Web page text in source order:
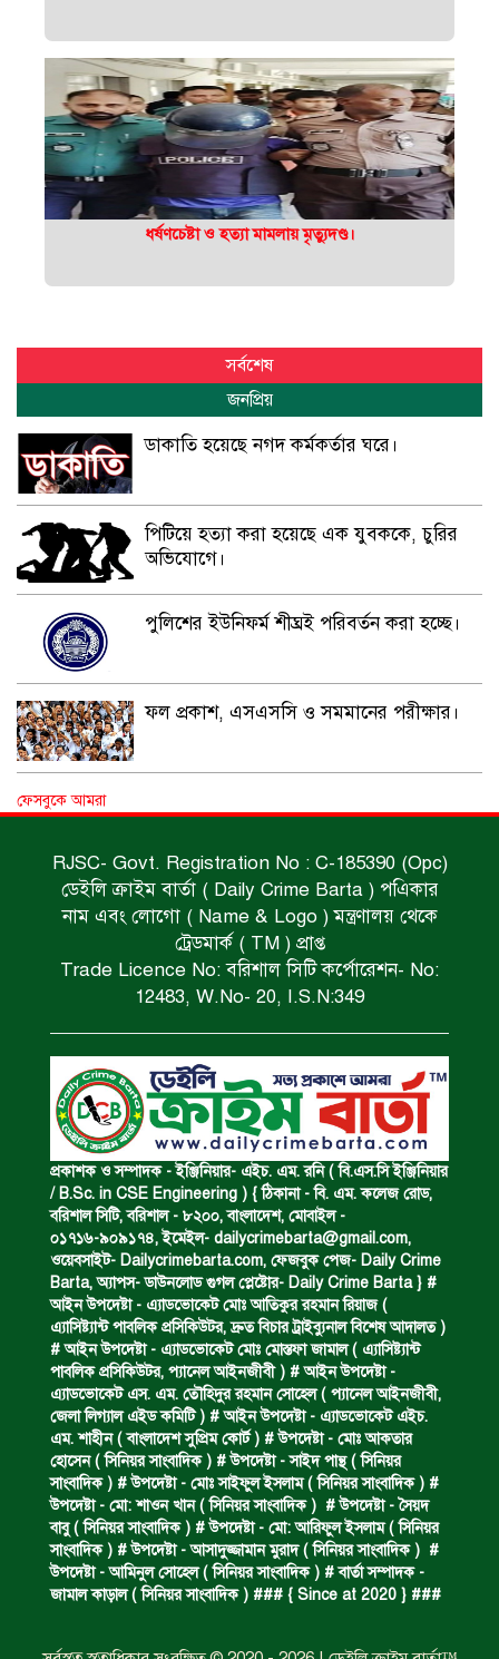
ধর্ষণচেষ্টা ও হত্যা মামলায় মৃত্যুদণ্ড।
সর্বশেষ
জনপ্রিয়
ডাকাতি হয়েছে নগদ কর্মকর্তার ঘরে।
পিটিয়ে হত্যা করা হয়েছে এক যুবককে, চুরির
অভিযোগে।
পুলিশের ইউনিফর্ম শীঘ্রই পরিবর্তন করা হচ্ছে।
ফল প্রকাশ, এসএসসি ও সমমানের পরীক্ষার।
ভাড়াটিয়ার হাতে খুন।
পানিতে ডুবে গৃহবধূ নিহত।
রক্তাক্ত মরদেহ উদ্ধার।
মদসহ মাদক কারবারি গ্রেপ্তার।
নিম্নাঞ্চল প্লাবিত হওয়ার শঙ্কা।
অভিমান করে স্বামীর আত্মহত্যা।
ধর্ষণচেষ্টা ও হত্যা মামলায় মৃত্যুদণ্ড।
বিশুদ্ধ পানির পাম্প পেল শতাধিক পরিবার।
সড়ক দুর্ঘটনায় বাসচাপায় মৃত্যুর ঘটনা।
ফেসবুকে আমরা
RJSC- Govt. Registration No : C-185390 (Opc)
ডেইলি ক্রাইম বার্তা ( Daily Crime Barta ) পএিকার
নাম এবং লোগো ( Name & Logo ) মন্ত্রণালয় থেকে
ট্রেডমার্ক ( TM ) প্রাপ্ত
Trade Licence No: বরিশাল সিটি কর্পোরেশন- No:
12483, W.No- 20, I.S.N:349
প্রকাশক ও সম্পাদক - ইঞ্জিনিয়ার- এইচ. এম. রনি ( বি.এস.সি ইঞ্জিনিয়ার
/ B.Sc. in CSE Engineering ) { ঠিকানা - বি. এম. কলেজ রোড,
বরিশাল সিটি, বরিশাল - ৮২০০, বাংলাদেশ, মোবাইল -
০১৭১৬-৯০৯১৭৪, ইমেইল- dailycrimebarta@gmail.com,
ওয়েবসাইট- Dailycrimebarta.com, ফেজবুক পেজ- Daily Crime
Barta, অ‍্যাপস- ডাউনলোড গুগল প্লেষ্টোর- Daily Crime Barta } #
আইন উপদেষ্টা - এ্যাডভোকেট মোঃ আতিকুর রহমান রিয়াজ (
এ‍্যাসিষ্ট‍্যান্ট পাবলিক প্রসিকিউটর, দ্রুত বিচার ট্রাইব্যুনাল বিশেষ আদালত )
# আইন উপদেষ্টা - এ্যাডভোকেট মোঃ মোস্তফা জামাল ( এ‍্যাসিষ্ট‍্যান্ট
পাবলিক প্রসিকিউটর, প‍্যানেল আইনজীবী ) # আইন উপদেষ্টা -
এ্যাডভোকেট এস. এম. তৌহিদুর রহমান সোহেল ( প‍্যানেল আইনজীবী,
জেলা লিগ্যাল এইড কমিটি ) # আইন উপদেষ্টা - এ্যাডভোকেট এইচ.
এম. শাহীন ( বাংলাদেশ সুপ্রিম কোর্ট ) # উপদেষ্টা - মোঃ আকতার
হোসেন ( সিনিয়র সাংবাদিক ) # উপদেষ্টা - সাইদ পান্থ ( সিনিয়র
সাংবাদিক ) # উপদেষ্টা - মোঃ সাইফুল ইসলাম ( সিনিয়র সাংবাদিক ) #
উপদেষ্টা - মো: শাওন খান ( সিনিয়র সাংবাদিক ) # উপদেষ্টা - সৈয়দ
বাবু ( সিনিয়র সাংবাদিক ) # উপদেষ্টা - মো: আরিফুল ইসলাম ( সিনিয়র
সাংবাদিক ) # উপদেষ্টা - আসাদুজ্জামান মুরাদ ( সিনিয়র সাংবাদিক ) #
উপদেষ্টা - আমিনুল সোহেল ( সিনিয়র সাংবাদিক ) # বার্তা সম্পাদক -
জামাল কাড়াল ( সিনিয়র সাংবাদিক ) ### { Since at 2020 } ###